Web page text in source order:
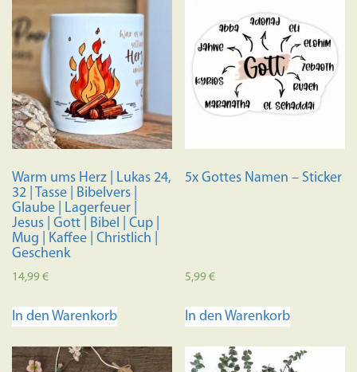
auf.
Die
Optionen
können
auf
der
gewählt
werden
auf.
Die
können
gewählt
Warm ums Herz | Lukas 24,
32 | Tasse | Bibelvers |
Glaube | Lagerfeuer |
Jesus | Gott | Bibel | Cup |
Mug | Kaffee | Christlich |
Geschenk
14,99€
In den Warenkorb
5x Gottes Namen – Sticker
5,99€
In den Warenkorb